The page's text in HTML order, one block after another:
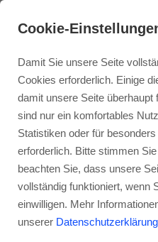
MBS17/18 - der neue
Landeshauptstadt
Cookie-
Damit Sie unsere Seite
Cookies erforderlich. Einige
damit unsere Seite überhaupt
sind nur ein komfortables
Statistiken oder für
erforderlich. Bitte stimmen
beachten Sie, dass unsere
vollständig funktioniert, wenn
einwilligen. Mehr
unserer Datenschutzerklärung